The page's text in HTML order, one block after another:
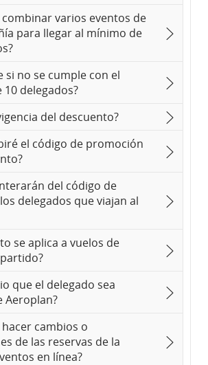
combinar varios eventos de
para llegar al mínimo de
si no se cumple con el
delegados?
del descuento?
el código de promoción
del código de
delegados que viajan al
se aplica a vuelos de
que el delegado sea
Aeroplan?
cambios o
de las reservas de la
en línea?